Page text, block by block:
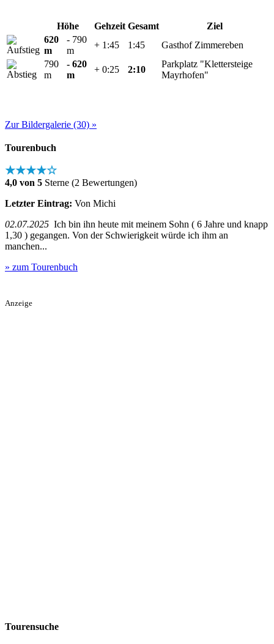
Höhe Gehzeit Gesamt
Ziel
620
m
- 790
m
+ 1:45 1:45
Gasthof Zimmereben
790
m
- 620
m
+ 0:25 2:10
Parkplatz "Klettersteige
Mayrhofen"
Zur Bildergalerie (30) »
Tourenbuch
★★★★☆
4,0 von 5 Sterne (2 Bewertungen)
Letzter Eintrag: Von Michi
02.07.2025 Ich bin ihn heute mit meinem Sohn ( 6 Jahre und knapp
1,30 ) gegangen. Von der Schwierigkeit würde ich ihm an
manchen...
» zum Tourenbuch
Anzeige
Tourensuche